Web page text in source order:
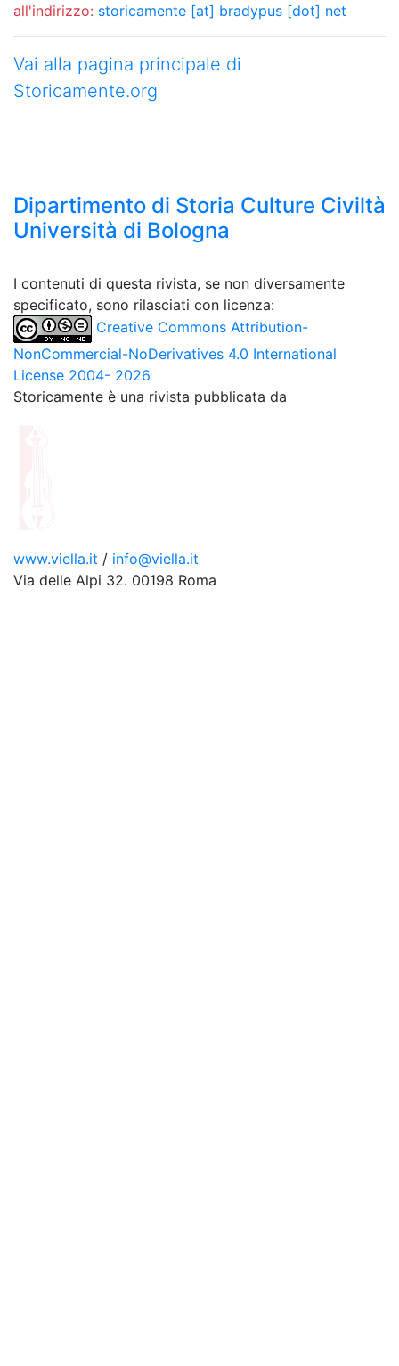
all'indirizzo: storicamente [at] bradypus [dot] net
Vai alla pagina principale di
Storicamente.org
Dipartimento di Storia Culture Civiltà
Università di Bologna
I contenuti di questa rivista, se non diversamente
specificato, sono rilasciati con licenza:
Creative Commons Attribution-
NonCommercial-NoDerivatives 4.0 International
License 2004- 2026
Storicamente è una rivista pubblicata da
www.viella.it / info@viella.it
Via delle Alpi 32. 00198 Roma